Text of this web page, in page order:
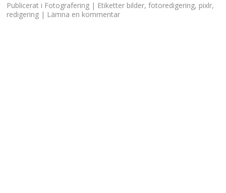
Publicerat i Fotografering | Etiketter bilder, fotoredigering, pixlr,
redigering | Lämna en kommentar